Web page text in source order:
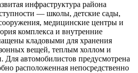
инфраструктура района
— школы, детские сады,
медицинские центры и
комплекса и внутренние
кладовыми для хранения
вещей, теплым холлом и
автомобилистов предусмотрена
расположенная непосредственно